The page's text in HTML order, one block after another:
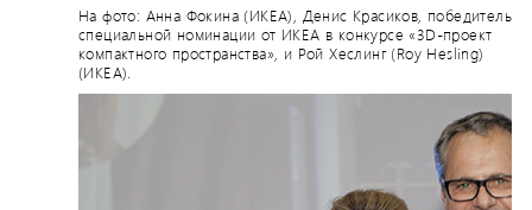
На фото: Анна Фокина (ИКЕА), Денис Красиков, победитель
специальной номинации от ИКЕА в конкурсе «3D-проект
компактного пространства», и Рой Хеслинг (Roy Hesling)
(ИКЕА).